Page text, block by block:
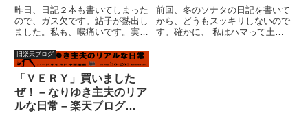
（Blog）
昨日、日記２本も書いてしまった
ので、ガス欠です。鮎子が熱出し
ました。私も、喉痛いです。実家
なっています。今回は、自
分・・・ブログランキングです。
罰が当った！！と思った人はクリ
ック！！！うう・・・(；一_一)
今日...
前回、冬のソナタの日記を書いて
から、どうもスッキリしないので
す。確かに、 私はハマって土日
旧楽天ブログ
「ＶＥＲＹ」買いました
ぜ！ – なりゆき主夫のリア
ルな日常 – 楽天ブログ